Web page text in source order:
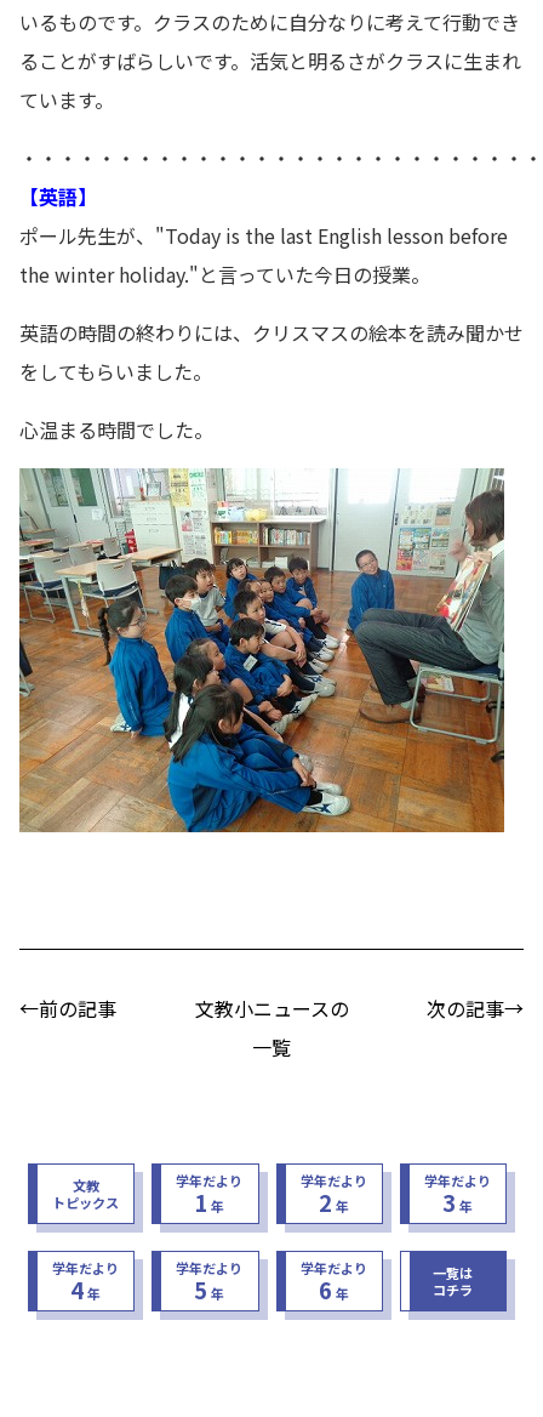
いるものです。クラスのために自分なりに考えて行動でき
ることがすばらしいです。活気と明るさがクラスに生まれ
ています。
・・・・・・・・・・・・・・・・・・・・・・・・・・・
【英語】
ポール先生が、"Today is the last English lesson before
the winter holiday."と言っていた今日の授業。
英語の時間の終わりには、クリスマスの絵本を読み聞かせ
をしてもらいました。
心温まる時間でした。
←前の記事
文教小ニュースの
一覧
次の記事→
文教
トピックス
学年だより
1 年
学年だより
2 年
学年だより
3 年
学年だより
4年
学年だより
5 年
学年だより
6 年
一覧は
コチラ